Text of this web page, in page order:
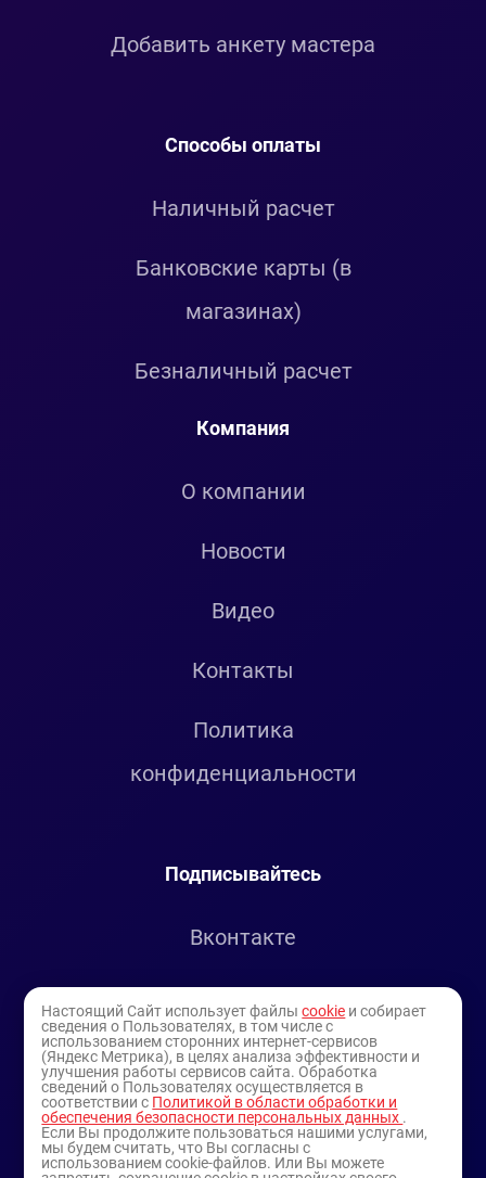
Добавить анкету мастера
Способы оплаты
Наличный расчет
Банковские карты (в
магазинах)
Безналичный расчет
Компания
О компании
Новости
Видео
Контакты
Политика
конфиденциальности
Подписывайтесь
Вконтакте
Youtube
Настоящий Сайт использует файлыcookie и собирает
сведения о Пользователях, в том числе с
использованием сторонних интернет-сервисов
(Яндекс Метрика), в целях анализа эффективности и
улучшения работы сервисов сайта. Обработка
сведений о Пользователях осуществляется в
соответствии с Политикой в области обработки и
обеспечения безопасности персональных данных .
Если Вы продолжите пользоваться нашими услугами,
мы будем считать, что Вы согласны с
использованием cookie-файлов. Или Вы можете